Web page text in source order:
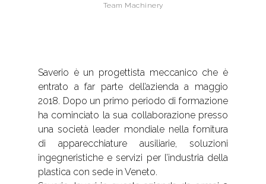
Team Machinery
Saverio è un progettista meccanico che è
entrato a far parte dell’azienda a maggio
2018. Dopo un primo periodo di formazione
ha cominciato la sua collaborazione presso
una società leader mondiale nella fornitura
di apparecchiature ausiliarie, soluzioni
ingegneristiche e servizi per l’industria della
plastica con sede in Veneto.